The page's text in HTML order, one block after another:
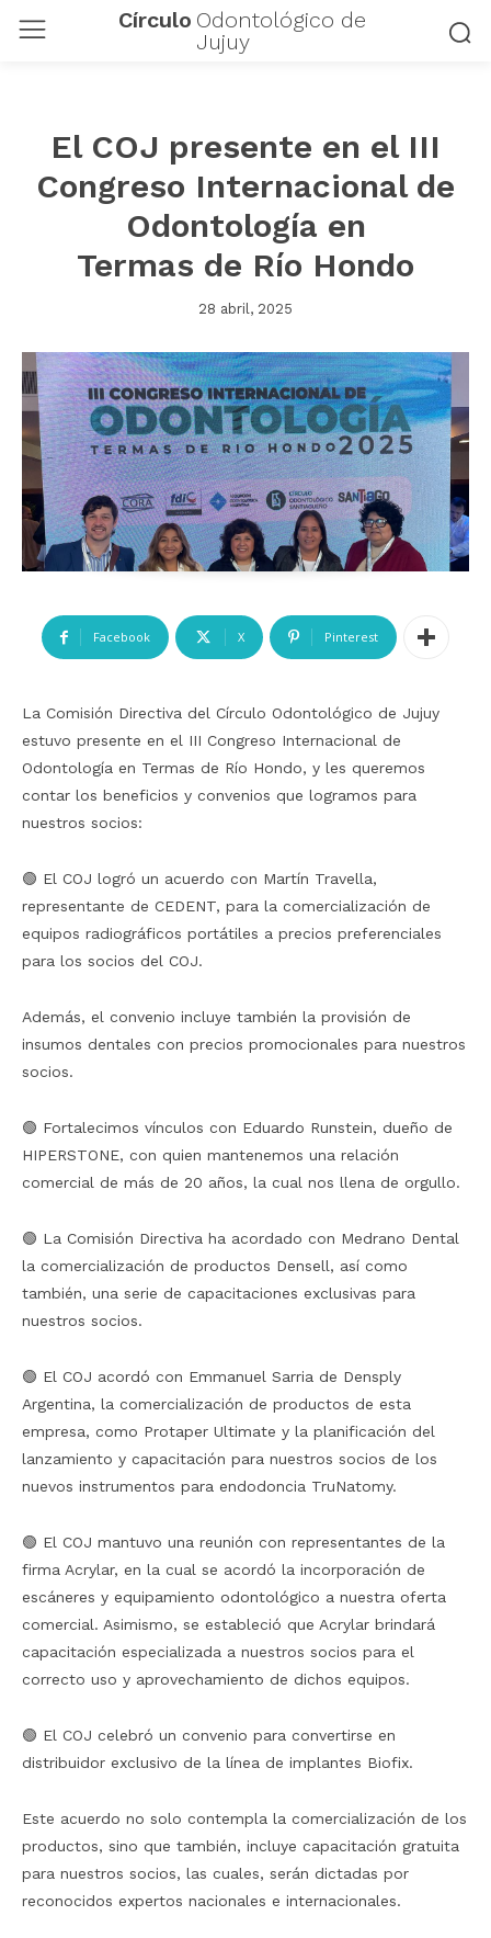
Círculo Odontológico de
Jujuy
El COJ presente en el III
Congreso Internacional de
Odontología en
Termas de Río Hondo
28 abril, 2025
Facebook X Pinterest
La Comisión Directiva del Círculo Odontológico de Jujuy
estuvo presente en el III Congreso Internacional de
Odontología en Termas de Río Hondo, y les queremos
contar los beneficios y convenios que logramos para
nuestros socios:
🟢 El COJ logró un acuerdo con Martín Travella,
representante de CEDENT, para la comercialización de
equipos radiográficos portátiles a precios preferenciales
para los socios del COJ.
Además, el convenio incluye también la provisión de
insumos dentales con precios promocionales para nuestros
socios.
🟢 Fortalecimos vínculos con Eduardo Runstein, dueño de
HIPERSTONE, con quien mantenemos una relación
comercial de más de 20 años, la cual nos llena de orgullo.
🟢 La Comisión Directiva ha acordado con Medrano Dental
la comercialización de productos Densell, así como
también, una serie de capacitaciones exclusivas para
nuestros socios.
🟢 El COJ acordó con Emmanuel Sarria de Densply
Argentina, la comercialización de productos de esta
empresa, como Protaper Ultimate y la planificación del
lanzamiento y capacitación para nuestros socios de los
nuevos instrumentos para endodoncia TruNatomy.
🟢 El COJ mantuvo una reunión con representantes de la
firma Acrylar, en la cual se acordó la incorporación de
escáneres y equipamiento odontológico a nuestra oferta
comercial. Asimismo, se estableció que Acrylar brindará
capacitación especializada a nuestros socios para el
correcto uso y aprovechamiento de dichos equipos.
🟢 El COJ celebró un convenio para convertirse en
distribuidor exclusivo de la línea de implantes Biofix.
Este acuerdo no solo contempla la comercialización de los
productos, sino que también, incluye capacitación gratuita
para nuestros socios, las cuales, serán dictadas por
reconocidos expertos nacionales e internacionales.